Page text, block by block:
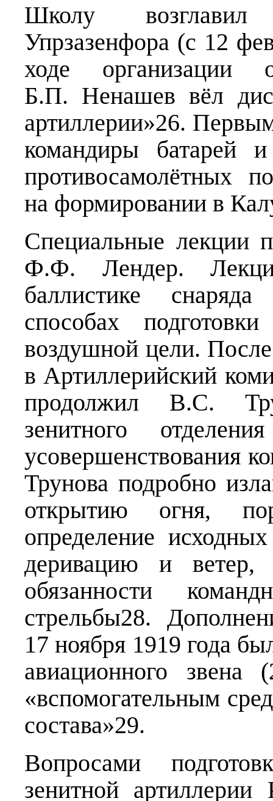
Школу возглавил
Упрзазенфора (с 12
ходе организации
Б.П. Ненашев вёл
артиллерии»26.
командиры батарей
противосамолётных
на формировании в
Специальные лекции
Ф.Ф. Лендер.
баллистике
способах
воздушной цели.
в Артиллерийский
продолжил В.С.
зенитного
усовершенствования
Трунова подробно
открытию огня,
определение
деривацию и ветер,
обязанности
стрельбы28.
17 ноября 1919 года
авиационного звена
«вспомогательным
состава»29.
Вопросами
зенитной